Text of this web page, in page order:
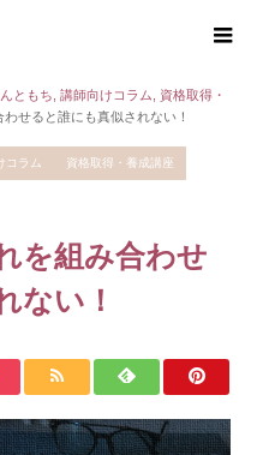
ともち 講師向けコラム
資格取得・
せると誰にも真似されない！
コラム 資格取得・養成講座
を組み合わせ
ない！